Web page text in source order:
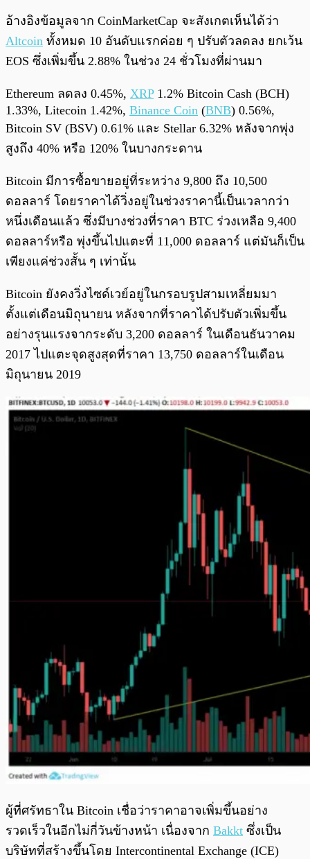
อ้างอิงข้อมูลจาก CoinMarketCap จะสังเกตเห็นได้ว่า
Altcoin ทั้งหมด 10 อันดับแรกค่อย ๆ ปรับตัวลดลง ยกเว้น
EOS ซึ่งเพิ่มขึ้น 2.88% ในช่วง 24 ชั่วโมงที่ผ่านมา
Ethereum ลดลง 0.45%, XRP1.2% Bitcoin Cash (BCH)
1.33%, Litecoin 1.42%, Binance Coin (BNB) 0.56%,
Bitcoin SV (BSV) 0.61% และ Stellar 6.32% หลังจากพุ่ง
สูงถึง 40% หรือ 120% ในบางกระดาน
Bitcoin มีการซื้อขายอยู่ที่ระหว่าง 9,800 ถึง 10,500
ดอลลาร์ โดยราคาได้วิ่งอยู่ในช่วงราคานี้เป็นเวลากว่า
หนึ่งเดือนแล้ว ซึ่งมีบางช่วงที่ราคา BTC ร่วงเหลือ 9,400
ดอลลาร์หรือ พุ่งขึ้นไปแตะที่ 11,000 ดอลลาร์ แต่มันก็เป็น
เพียงแค่ช่วงสั้น ๆ เท่านั้น
Bitcoin ยังคงวิ่งไซด์เวย์อยู่ในกรอบรูปสามเหลี่ยมมา
ตั้งแต่เดือนมิถุนายน หลังจากที่ราคาได้ปรับตัวเพิ่มขึ้น
อย่างรุนแรงจากระดับ 3,200 ดอลลาร์ ในเดือนธันวาคม
2017 ไปแตะจุดสูงสุดที่ราคา 13,750 ดอลลาร์ในเดือน
มิถุนายน 2019
ผู้ที่ศรัทธาใน Bitcoin เชื่อว่าราคาอาจเพิ่มขึ้นอย่าง
รวดเร็วในอีกไม่กี่วันข้างหน้า เนื่องจาก Bakkt ซึ่งเป็น
บริษัทที่สร้างขึ้นโดย Intercontinental Exchange (ICE)